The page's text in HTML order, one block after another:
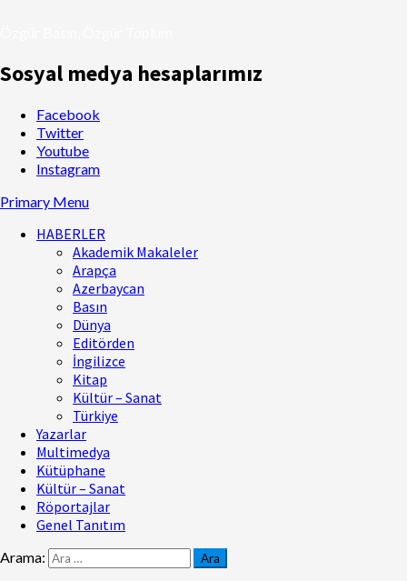
Sosyal medya hesaplarımız
Facebook
Twitter
Youtube
Instagram
Primary Menu
HABERLER
Akademik Makaleler
Arapça
Azerbaycan
Basın
Dünya
Editörden
İngilizce
Kitap
Kültür – Sanat
Türkiye
Yazarlar
Multimedya
Kütüphane
Kültür – Sanat
Röportajlar
Genel Tanıtım
Arama: